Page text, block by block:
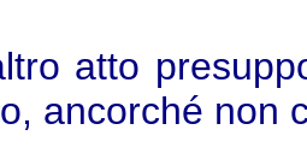
atto
ancorché non